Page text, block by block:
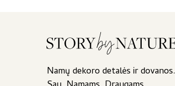
Namų dekoro detalės ir dovanos.